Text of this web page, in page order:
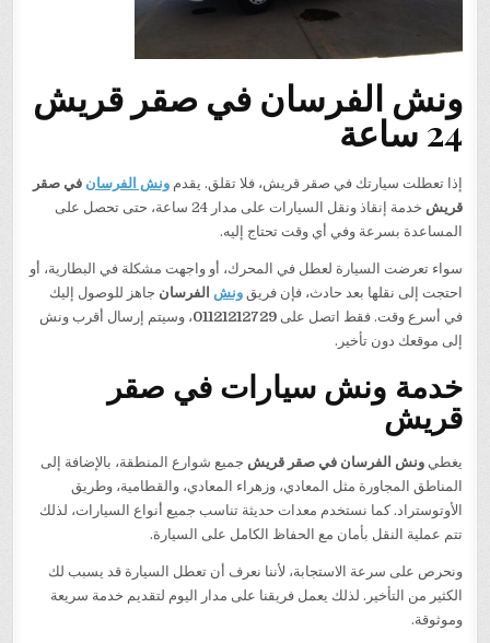
ونش الفرسان في صقر قريش
24 ساعة
إذا تعطلت سيارتك في صقر قريش، فلا تقلق. يقدمونش الفرسان في صقر
قريش
خدمة إنقاذ ونقل السيارات على مدار 24 ساعة، حتى تحصل على
المساعدة بسرعة وفي أي وقت تحتاج إليه.
سواء تعرضت السيارة لعطل في المحرك، أو واجهت مشكلة في البطارية، أو
احتجت إلى نقلها بعد حادث، فإن فريقونش الفرسان جاهز للوصول إليك
في أسرع وقت. فقط اتصل على01121212729، وسيتم إرسال أقرب ونش
إلى موقعك دون تأخير.
خدمة ونش سيارات في صقر
قريش
يغطيونش الفرسان في صقر قريش جميع شوارع المنطقة، بالإضافة إلى
المناطق المجاورة مثل المعادي، وزهراء المعادي، والقطامية، وطريق
الأوتوستراد. كما نستخدم معدات حديثة تناسب جميع أنواع السيارات، لذلك
تتم عملية النقل بأمان مع الحفاظ الكامل على السيارة.
ونحرص على سرعة الاستجابة، لأننا نعرف أن تعطل السيارة قد يسبب لك
الكثير من التأخير. لذلك يعمل فريقنا على مدار اليوم لتقديم خدمة سريعة
وموثوقة.